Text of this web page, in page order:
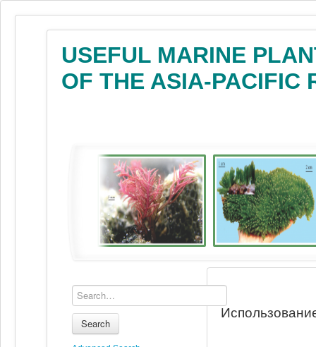
USEFUL MARINE
OF THE ASIA-PACIFIC
Search